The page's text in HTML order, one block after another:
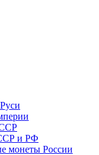
и РФ
монеты России